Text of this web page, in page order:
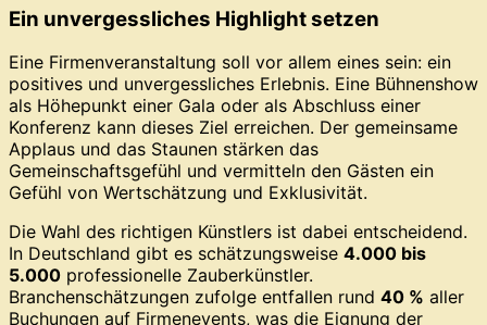
Ein unvergessliches Highlight setzen
Eine Firmenveranstaltung soll vor allem eines sein: ein
positives und unvergessliches Erlebnis. Eine Bühnenshow
als Höhepunkt einer Gala oder als Abschluss einer
Konferenz kann dieses Ziel erreichen. Der gemeinsame
Applaus und das Staunen stärken das
Gemeinschaftsgefühl und vermitteln den Gästen ein
Gefühl von Wertschätzung und Exklusivität.
Die Wahl des richtigen Künstlers ist dabei entscheidend.
In Deutschland gibt es schätzungsweise 4.000 bis
5.000 professionelle Zauberkünstler.
Branchenschätzungen zufolge entfallen rund 40 % aller
Buchungen auf Firmenevents, was die Eignung der